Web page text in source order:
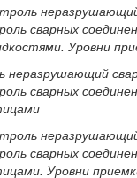
сварных
Уровни
неразрушающий
сварных
сварных
Уровни